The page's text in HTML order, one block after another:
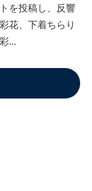
を投稿し、反響
花、下着ちらり
...